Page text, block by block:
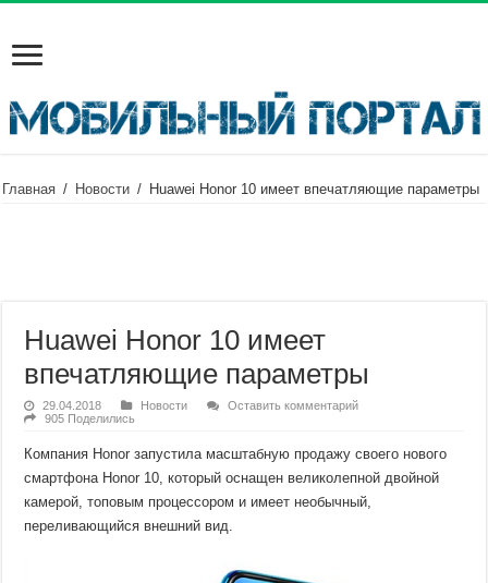
Главная / Новости / Huawei Honor 10 имеет впечатляющие параметры
Huawei Honor 10 имеет
впечатляющие параметры
29.04.2018 Новости
Оставить комментарий
905 Поделились
Компания Honor запустила масштабную продажу своего нового
смартфона Honor 10, который оснащен великолепной двойной
камерой, топовым процессором и имеет необычный,
переливающийся внешний вид.